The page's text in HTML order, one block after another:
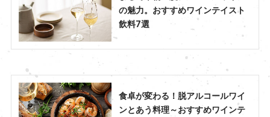
の魅力。おすすめワインテイスト
飲料7選
食卓が変わる！脱アルコールワイ
ンとあう料理～おすすめワインテ